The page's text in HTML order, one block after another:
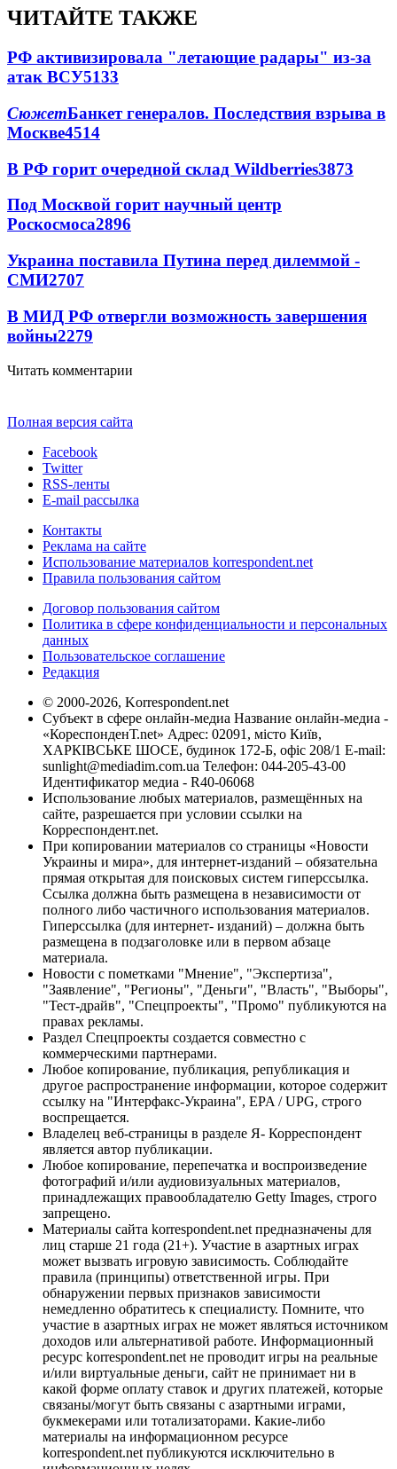
ЧИТАЙТЕ ТАКЖЕ
РФ активизировала "летающие радары" из-за
атак ВСУ5133
СюжетБанкет генералов. Последствия взрыва в
Москве4514
В РФ горит очередной склад Wildberries3873
Под Москвой горит научный центр
Роскосмоса2896
Украина поставила Путина перед дилеммой -
СМИ2707
В МИД РФ отвергли возможность завершения
войны2279
Читать комментарии
Полная версия сайта
Facebook
Twitter
RSS-ленты
E-mail рассылка
Контакты
Реклама на сайте
Использование материалов korrespondent.net
Правила пользования сайтом
Договор пользования сайтом
Политика в сфере конфиденциальности и персональных
данных
Пользовательское соглашение
Редакция
© 2000-2026, Korrespondent.net
Субъект в сфере онлайн-медиа Название онлайн-медиа -
«КореспонденТ.net» Адрес: 02091, місто Київ,
ХАРКІВСЬКЕ ШОСЕ, будинок 172-Б, офіс 208/1 E-mail:
sunlight@mediadim.com.ua Телефон: 044-205-43-00
Идентификатор медиа - R40-06068
Использование любых материалов, размещённых на
сайте, разрешается при условии ссылки на
Корреспондент.net.
При копировании материалов со страницы «Новости
Украины и мира», для интернет-изданий – обязательна
прямая открытая для поисковых систем гиперссылка.
Ссылка должна быть размещена в независимости от
полного либо частичного использования материалов.
Гиперссылка (для интернет- изданий) – должна быть
размещена в подзаголовке или в первом абзаце
материала.
Новости с пометками "Мнение", "Экспертиза",
"Заявление", "Регионы", "Деньги", "Власть", "Выборы",
"Тест-драйв", "Спецпроекты", "Промо" публикуются на
правах рекламы.
Раздел Спецпроекты создается совместно с
коммерческими партнерами.
Любое копирование, публикация, републикация и
другое распространение информации, которое содержит
ссылку на "Интерфакс-Украина", EPA / UPG, строго
воспрещается.
Владелец веб-страницы в разделе Я- Корреспондент
является автор публикации.
Любое копирование, перепечатка и воспроизведение
фотографий и/или аудиовизуальных материалов,
принадлежащих правообладателю Getty Images, строго
запрещено.
Материалы сайта korrespondent.net предназначены для
лиц старше 21 года (21+). Участие в азартных играх
может вызвать игровую зависимость. Соблюдайте
правила (принципы) ответственной игры. При
обнаружении первых признаков зависимости
немедленно обратитесь к специалисту. Помните, что
участие в азартных играх не может являться источником
доходов или альтернативой работе. Информационный
ресурс korrespondent.net не проводит игры на реальные
и/или виртуальные деньги, сайт не принимает ни в
какой форме оплату ставок и других платежей, которые
связаны/могут быть связаны с азартными играми,
букмекерами или тотализаторами. Какие-либо
материалы на информационном ресурсе
korrespondent.net публикуются исключительно в